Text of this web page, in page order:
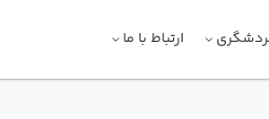
ارتباط با ما